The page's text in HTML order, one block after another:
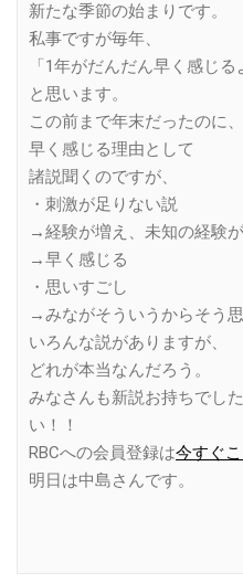
新たな季節の始まりです。
私事ですが毎年、
「1年がだんだん早く感じる
と思います。
この前まで年末だったのに、
早く感じる理由として
諸説聞くのですが、
・刺激が足りない説
→経験が増え、未知の経験
→早く感じる
・思いすごし
→みながそういうからそう
いろんな説がありますが、
どれが本当なんだろう。
みなさんも新説お持ちでし
い！！
RBCへの会員登録は今すぐ
明日は中島さんです。